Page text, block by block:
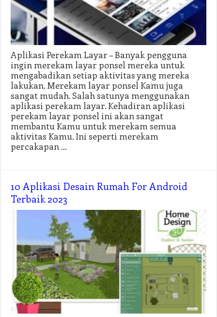
Aplikasi Perekam Layar – Banyak pengguna
ingin merekam layar ponsel mereka untuk
mengabadikan setiap aktivitas yang mereka
lakukan. Merekam layar ponsel Kamu juga
sangat mudah. Salah satunya menggunakan
aplikasi perekam layar. Kehadiran aplikasi
perekam layar ponsel ini akan sangat
membantu Kamu untuk merekam semua
aktivitas Kamu. Ini seperti merekam
percakapan …
10 Aplikasi Desain Rumah For Android
Terbaik 2023